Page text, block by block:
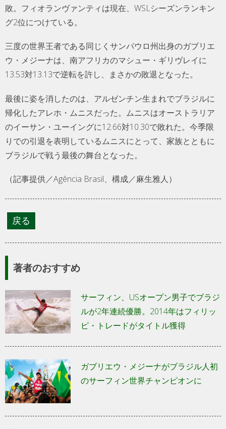
敗。フィオランヴァンティは現在、WSLシーズンランキン
グ2位につけている。
三度の世界王者である同じくサンパウロ州出身のガブリエ
ウ・メジーナは、南アフリカのマシュー・ギリヴレイに
13.53対13.13で逆転を許し、まさかの敗退となった。
最後に姿を消したのは、アルゼンチン生まれでブラジルに
帰化したアレホ・ムニスだった。ムニスはオーストラリア
のイーサン・ユーイングに12.66対10.30で敗れた。今季限
りでの引退を表明しているムニスにとって、家族とともに
ブラジルで戦う最後の舞台となった。
（記事提供／Agência Brasil、構成／麻生雅人）
著者のおすすめ
サーフィン、USオープン男子でブラジ
ルが2年連続優勝。2014年はフィリッ
ピ・トレードがタイトル獲得
ガブリエウ・メジーナがブラジル人初
のサーフィン世界チャンピオンに